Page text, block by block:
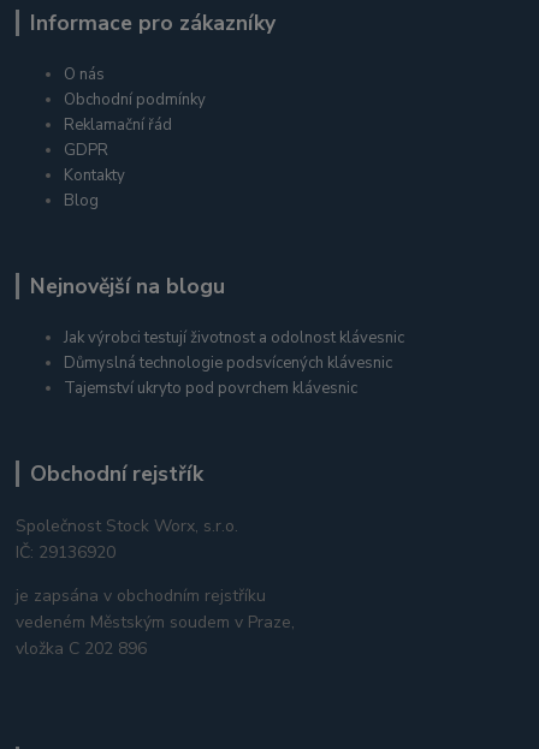
Informace pro zákazníky
O nás
Obchodní podmínky
Reklamační řád
GDPR
Kontakty
Blog
Nejnovější na blogu
Jak výrobci testují životnost a odolnost klávesnic
Důmyslná technologie podsvícených klávesnic
Tajemství ukryto pod povrchem klávesnic
Obchodní rejstřík
Společnost Stock Worx, s.r.o.
IČ: 29136920
je zapsána v obchodním rejstříku
vedeném Městským soudem v Praze,
vložka C 202 896